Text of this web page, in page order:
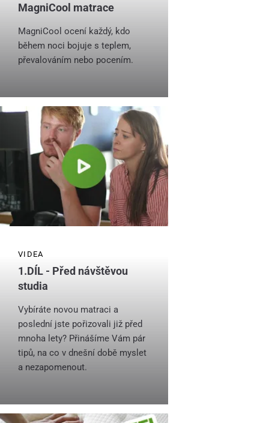
MagniCool matrace
MagniCool ocení každý, kdo
během noci bojuje s teplem,
převalováním nebo pocením.
VIDEA
1.DÍL - Před návštěvou
studia
Vybíráte novou matraci a
poslední jste pořizovali již před
mnoha lety? Přinášíme Vám pár
tipů, na co v dnešní době myslet
a nezapomenout.